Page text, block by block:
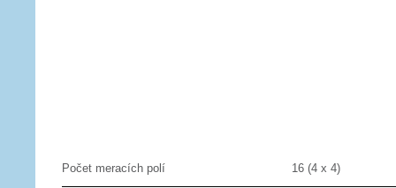
Počet meracích polí 16 (4 x 4)